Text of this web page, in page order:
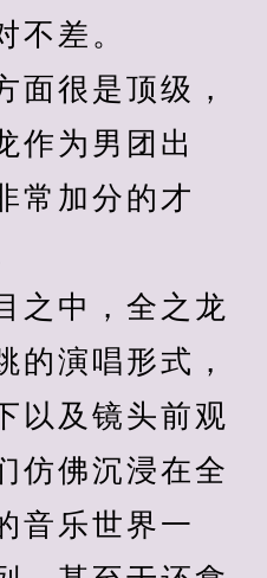
不差。
很是顶级，
作为男团出
常加分的才
中，全之龙
的演唱形式，
以及镜头前观
仿佛沉浸在全
音乐世界一